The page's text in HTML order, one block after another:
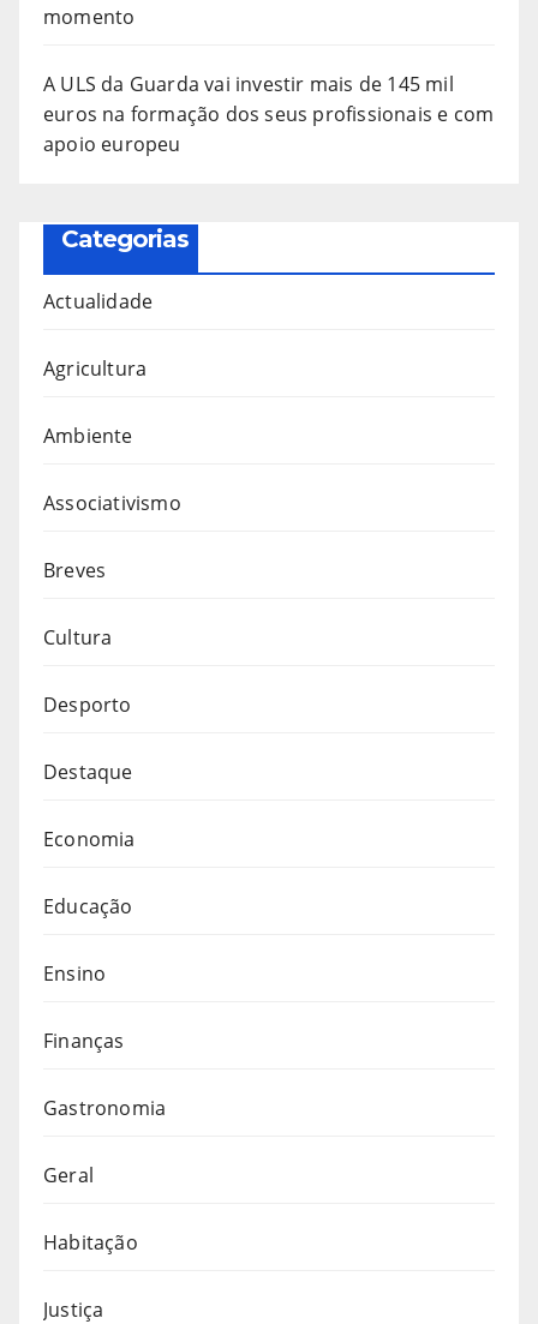
momento
A ULS da Guarda vai investir mais de 145 mil
euros na formação dos seus profissionais e com
apoio europeu
Categorias
Actualidade
Agricultura
Ambiente
Associativismo
Breves
Cultura
Desporto
Destaque
Economia
Educação
Ensino
Finanças
Gastronomia
Geral
Habitação
Justiça